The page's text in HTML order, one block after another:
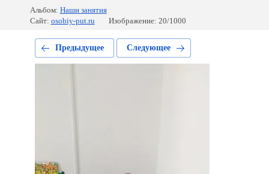
Альбом: Наши занятия
Сайт: osobiy-put.ru Изображение: 20/1000
Предыдущее Следующее